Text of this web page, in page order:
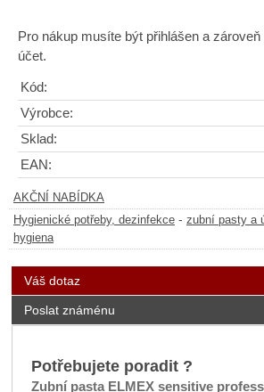
Pro nákup musíte být přihlášen a
účet.
Kód:
Výrobce:
Sklad:
EAN:
AKČNÍ NABÍDKA
Hygienické potřeby, dezinfekce - zubní pasty a
hygiena
Váš dotaz
Poslat známénu
Potřebujete poradit ?
Zubní pasta ELMEX sensitive